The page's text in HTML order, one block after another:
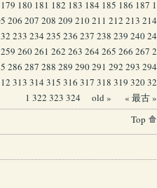
179 180 181 182 183 184 185 186 187 1
206 207 208 209 210211 212 213 214
233 234 235 236 237 238 239 24024
259 260261 262 263 264 265 266 267 2
286 287 288 289 290291 292 293 294
313 314 315 316 317 318 319 32032
1 322 323 324 old »
« 最古 »
Top